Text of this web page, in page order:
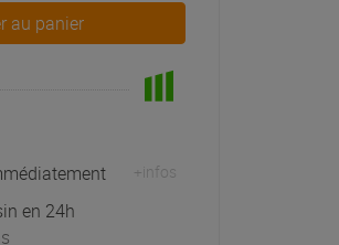
au panier
+infos
en 24h